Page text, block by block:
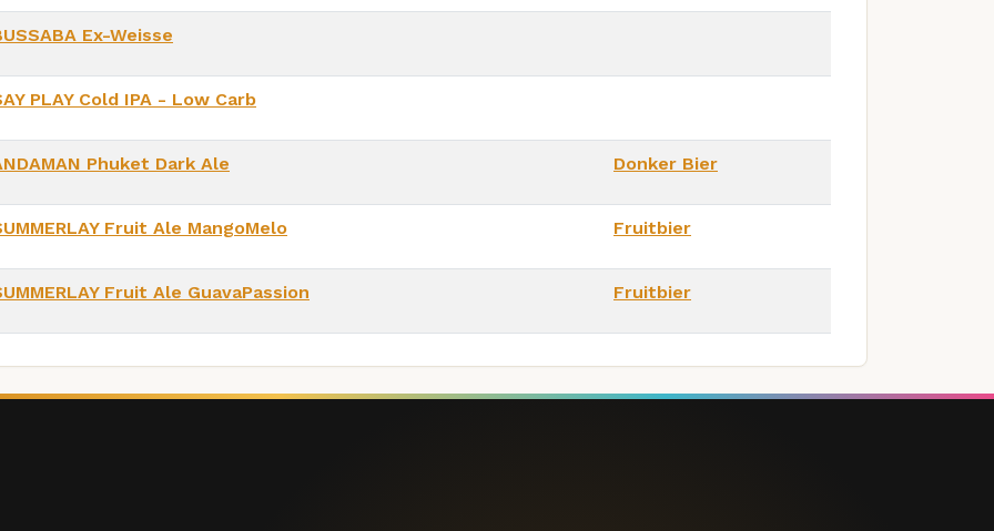
Ex-Weisse
PLAY Cold IPA - Low Carb
Phuket Dark Ale Donker Bier
Fruit Ale MangoMelo Fruitbier
Fruit Ale GuavaPassion Fruitbier